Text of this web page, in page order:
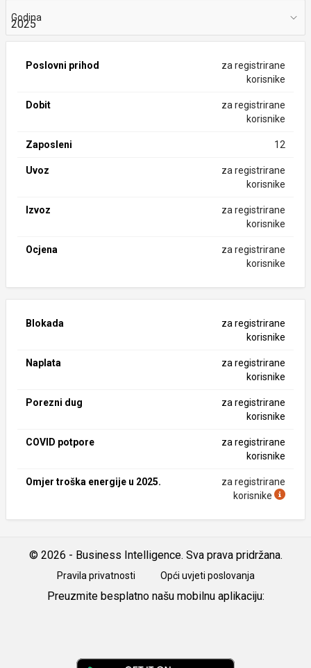
Godina
Poslovni prihod
za registrirane
korisnike
Dobit
za registrirane
korisnike
Zaposleni 12
Uvoz
za registrirane
korisnike
Izvoz
za registrirane
korisnike
Ocjena
za registrirane
korisnike
Blokada
za registrirane
korisnike
Naplata
za registrirane
korisnike
Porezni dug
za registrirane
korisnike
COVID potpore
za registrirane
korisnike
Omjer troška energije u 2025.
za registrirane
korisnike
© 2026 - Business Intelligence. Sva prava pridržana.
Pravila privatnosti Opći uvjeti poslovanja
Preuzmite besplatno našu mobilnu aplikaciju: